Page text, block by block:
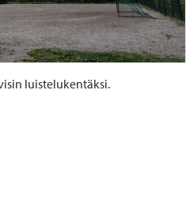
luistelukentäksi.